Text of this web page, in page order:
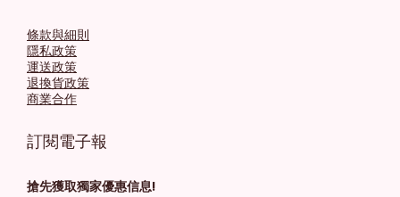
條款與細則
隱私政策
運送政策
退換貨政策
商業合作
訂閱電子報
搶先獲取獨家優惠信息!